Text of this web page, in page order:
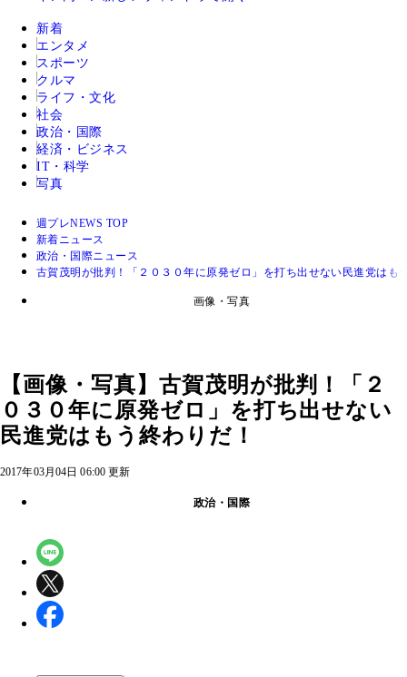
新着
エンタメ
スポーツ
クルマ
ライフ・文化
社会
政治・国際
経済・ビジネス
IT・科学
写真
週プレNEWS TOP
新着ニュース
政治・国際ニュース
古賀茂明が批判！「２０３０年に原発ゼロ」を打ち出せない民進党はも
画像・写真
【画像・写真】古賀茂明が批判！「２
０３０年に原発ゼロ」を打ち出せない
民進党はもう終わりだ！
2017年03月04日 06:00 更新
政治・国際